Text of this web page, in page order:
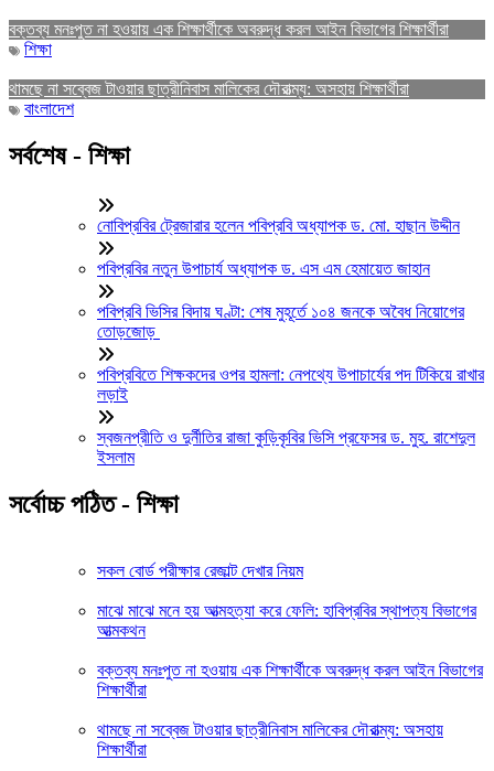
বক্তব্য মনঃপুত না হওয়ায় এক শিক্ষার্থীকে অবরুদ্ধ করল আইন বিভাগের শিক্ষার্থীরা
শিক্ষা
থামছে না সব্বেজ টাওয়ার ছাত্রীনিবাস মালিকের দৌরাত্ম্য: অসহায় শিক্ষার্থীরা
বাংলাদেশ
সর্বশেষ - শিক্ষা
নোবিপ্রবির ট্রেজারার হলেন পবিপ্রবি অধ্যাপক ড. মো. হাছান উদ্দীন
পবিপ্রবির নতুন উপাচার্য অধ্যাপক ড. এস এম হেমায়েত জাহান
পবিপ্রবি ভিসির বিদায় ঘণ্টা: শেষ মুহূর্তে ১০৪ জনকে অবৈধ নিয়োগের
তোড়জোড়
পবিপ্রবিতে শিক্ষকদের ওপর হামলা: নেপথ্যে উপাচার্যের পদ টিকিয়ে রাখার
লড়াই
স্বজনপ্রীতি ও দুর্নীতির রাজা কুড়িকৃবির ভিসি প্রফেসর ড. মুহ. রাশেদুল
ইসলাম
সর্বোচ্চ পঠিত - শিক্ষা
সকল বোর্ড পরীক্ষার রেজাল্ট দেখার নিয়ম
মাঝে মাঝে মনে হয় আত্মহত্যা করে ফেলি: হাবিপ্রবির স্থাপত্য বিভাগের
আত্মকথন
বক্তব্য মনঃপুত না হওয়ায় এক শিক্ষার্থীকে অবরুদ্ধ করল আইন বিভাগের
শিক্ষার্থীরা
থামছে না সব্বেজ টাওয়ার ছাত্রীনিবাস মালিকের দৌরাত্ম্য: অসহায়
শিক্ষার্থীরা